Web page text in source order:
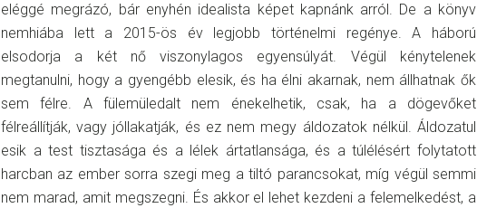
eléggé megrázó, bár enyhén idealista képet kapnánk arról. De a könyv
nemhiába lett a 2015-ös év legjobb történelmi regénye. A háború
elsodorja a két nő viszonylagos egyensúlyát. Végül kénytelenek
megtanulni, hogy a gyengébb elesik, és ha élni akarnak, nem állhatnak ők
sem félre. A fülemüledalt nem énekelhetik, csak, ha a dögevőket
félreállítják, vagy jóllakatják, és ez nem megy áldozatok nélkül. Áldozatul
esik a test tisztasága és a lélek ártatlansága, és a túlélésért folytatott
harcban az ember sorra szegi meg a tiltó parancsokat, míg végül semmi
nem marad, amit megszegni. És akkor el lehet kezdeni a felemelkedést, a